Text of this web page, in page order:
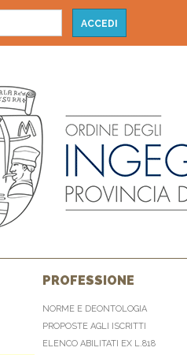
PROFESSIONE
NORME E DEONTOLOGIA
PROPOSTE AGLI ISCRITTI
ELENCO ABILITATI EX L.818